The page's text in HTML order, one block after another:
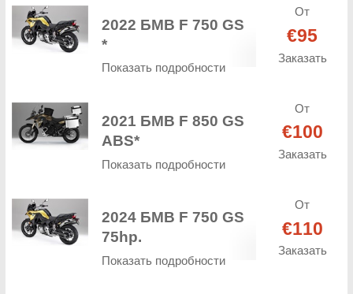
2022 БМВ F 750 GS
*
Показать подробности
От
€95
Заказать
2021 БМВ F 850 GS
ABS*
Показать подробности
От
€100
Заказать
2024 БМВ F 750 GS
75hp.
Показать подробности
От
€110
Заказать